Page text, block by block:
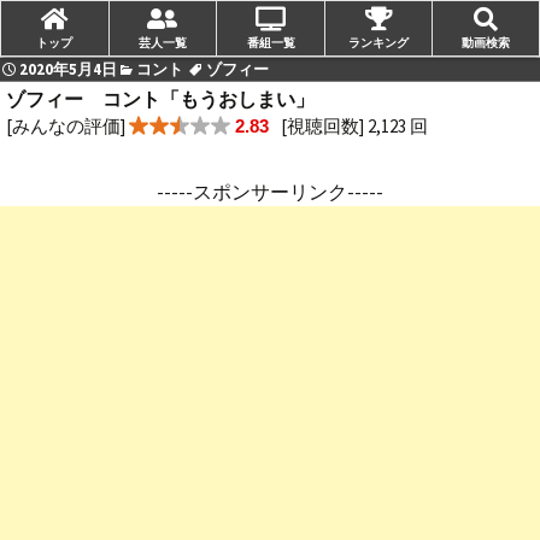
2020年5月4日 コント
ゾフィー
ゾフィー コント「もうおしまい」
[みんなの評価] 2.83 [視聴回数] 2,123 回
-----スポンサーリンク-----
トップ 芸人一覧 番組一覧 ランキング 動画検索